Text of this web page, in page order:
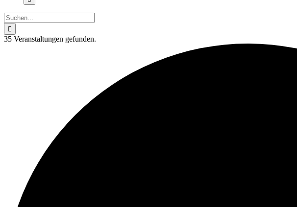
Suche
nach:
35 Veranstaltungen gefunden.